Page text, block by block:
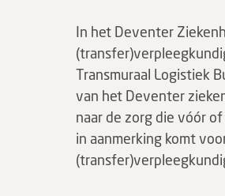
In het Deventer
Transmuraal Logistiek
van het Deventer
naar de zorg die vóór
in aanmerking komt